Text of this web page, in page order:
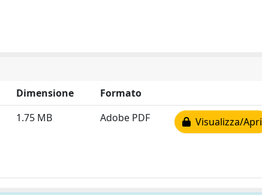
Dimensione
Formato
1.75 MB Adobe PDF Visualizza/Apri